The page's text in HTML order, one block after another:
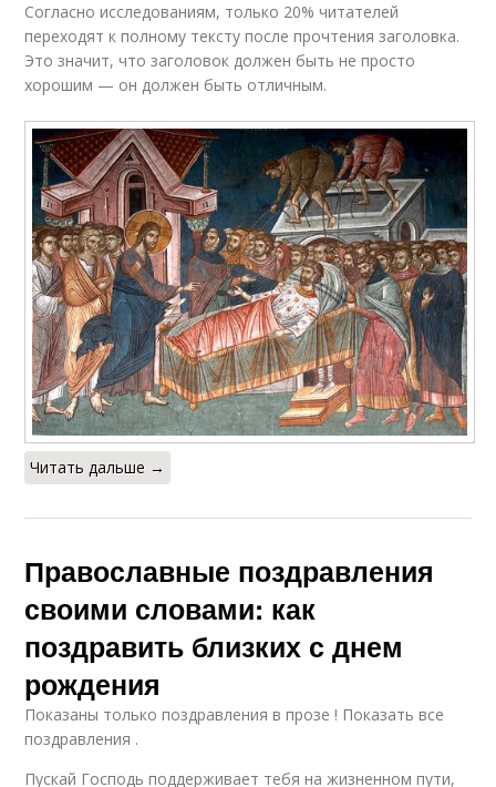
Согласно исследованиям, только 20% читателей
переходят к полному тексту после прочтения заголовка.
Это значит, что заголовок должен быть не просто
хорошим — он должен быть отличным.
Читать дальше →
Православные поздравления
своими словами: как
поздравить близких с днем
рождения
Показаны только поздравления в прозе ! Показать все
поздравления .
Пускай Господь поддерживает тебя на жизненном пути,